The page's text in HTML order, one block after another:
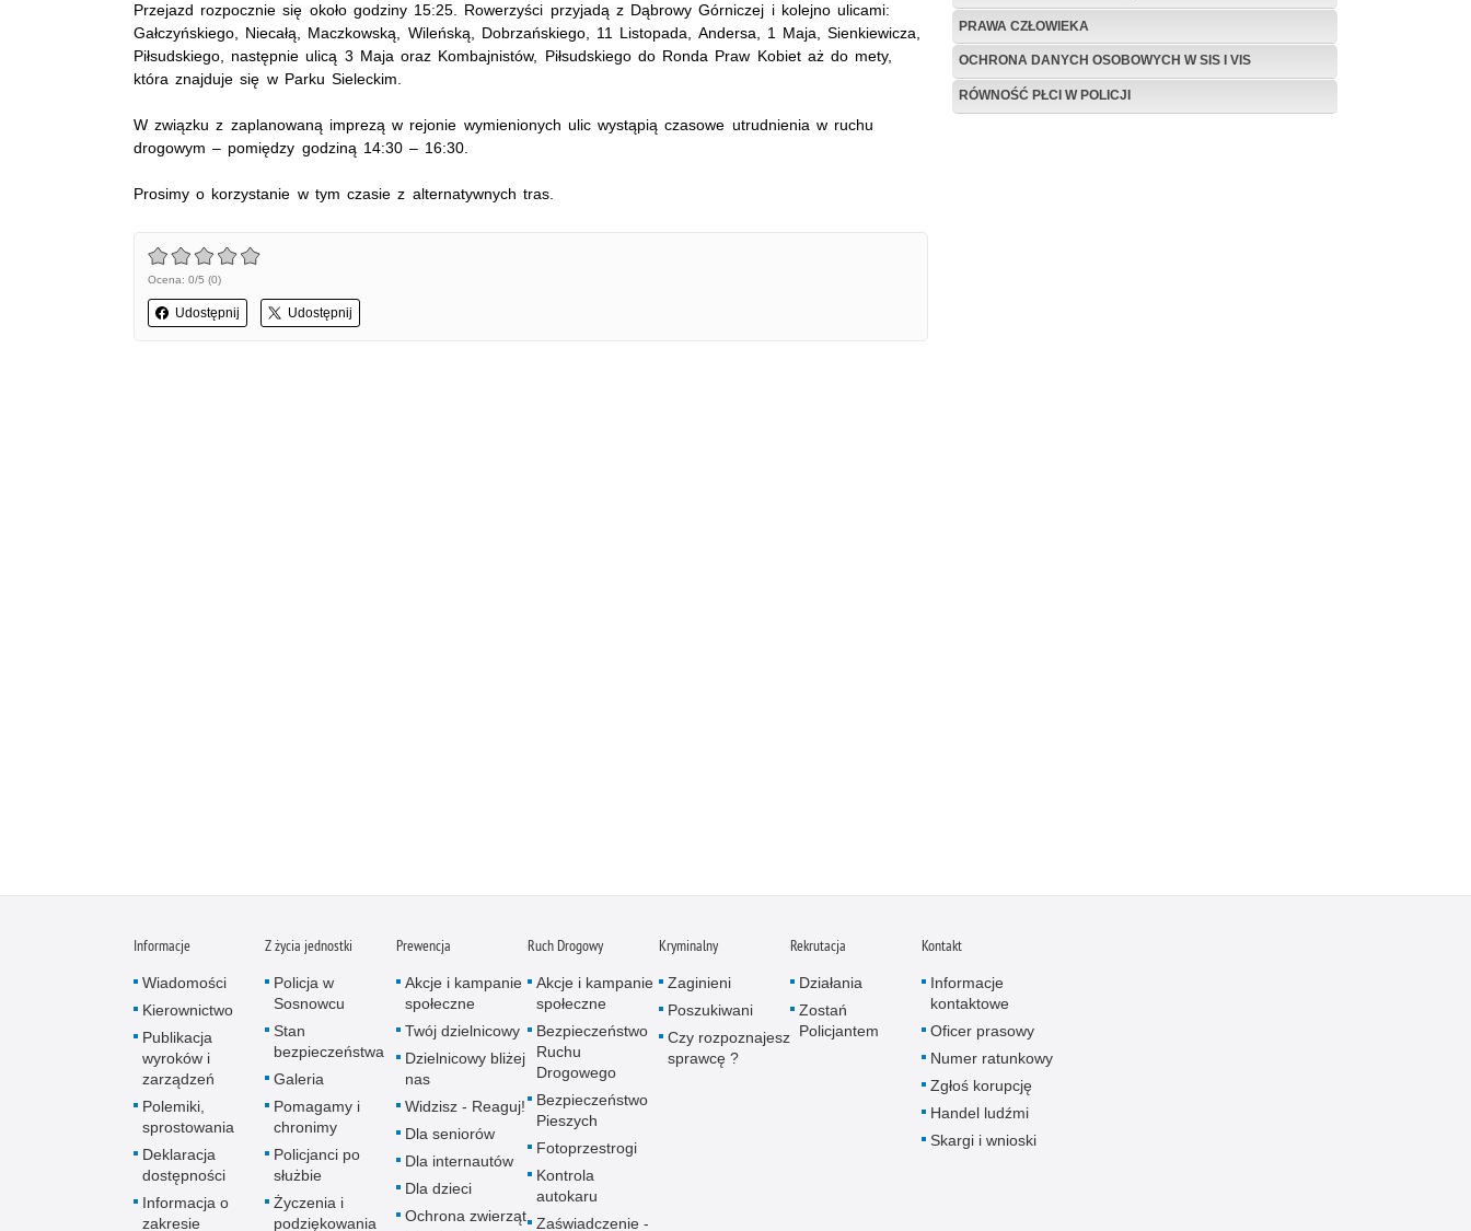
Przejazd rozpocznie się około godziny 15:25. Rowerzyści przyjadą z Dąbrowy Górniczej i kolejno ulicami:
Gałczyńskiego, Niecałą, Maczkowską, Wileńską, Dobrzańskiego, 11 Listopada, Andersa, 1 Maja, Sienkiewicza,
Piłsudskiego, następnie ulicą 3 Maja oraz Kombajnistów, Piłsudskiego do Ronda Praw Kobiet aż do mety,
która znajduje się w Parku Sieleckim.
W związku z zaplanowaną imprezą w rejonie wymienionych ulic wystąpią czasowe utrudnienia w ruchu
drogowym – pomiędzy godziną 14:30 – 16:30.
Prosimy o korzystanie w tym czasie z alternatywnych tras.
Ocena: 0/5 (0)
Udostępnij Udostępnij
PRAWA CZŁOWIEKA
OCHRONA DANYCH OSOBOWYCH W SIS I VIS
RÓWNOŚĆ PŁCI W POLICJI
Informacje
Wiadomości
Kierownictwo
Publikacja
wyroków i
zarządzeń
Polemiki,
sprostowania
Deklaracja
dostępności
Informacja o
zakresie
Z życia jednostki
Policja w
Sosnowcu
Stan
bezpieczeństwa
Galeria
Pomagamy i
chronimy
Policjanci po
służbie
Życzenia i
podziękowania
Prewencja
Akcje i kampanie
społeczne
Twój dzielnicowy
Dzielnicowy bliżej
nas
Widzisz - Reaguj!
Dla seniorów
Dla internautów
Dla dzieci
Ochrona zwierząt
Ruch Drogowy
Akcje i kampanie
społeczne
Bezpieczeństwo
Ruchu
Drogowego
Bezpieczeństwo
Pieszych
Fotoprzestrogi
Kontrola
autokaru
Zaświadczenie -
Kryminalny
Zaginieni
Poszukiwani
Czy rozpoznajesz
sprawcę ?
Rekrutacja
Działania
Zostań
Policjantem
Kontakt
Informacje
kontaktowe
Oficer prasowy
Numer ratunkowy
Zgłoś korupcję
Handel ludźmi
Skargi i wnioski